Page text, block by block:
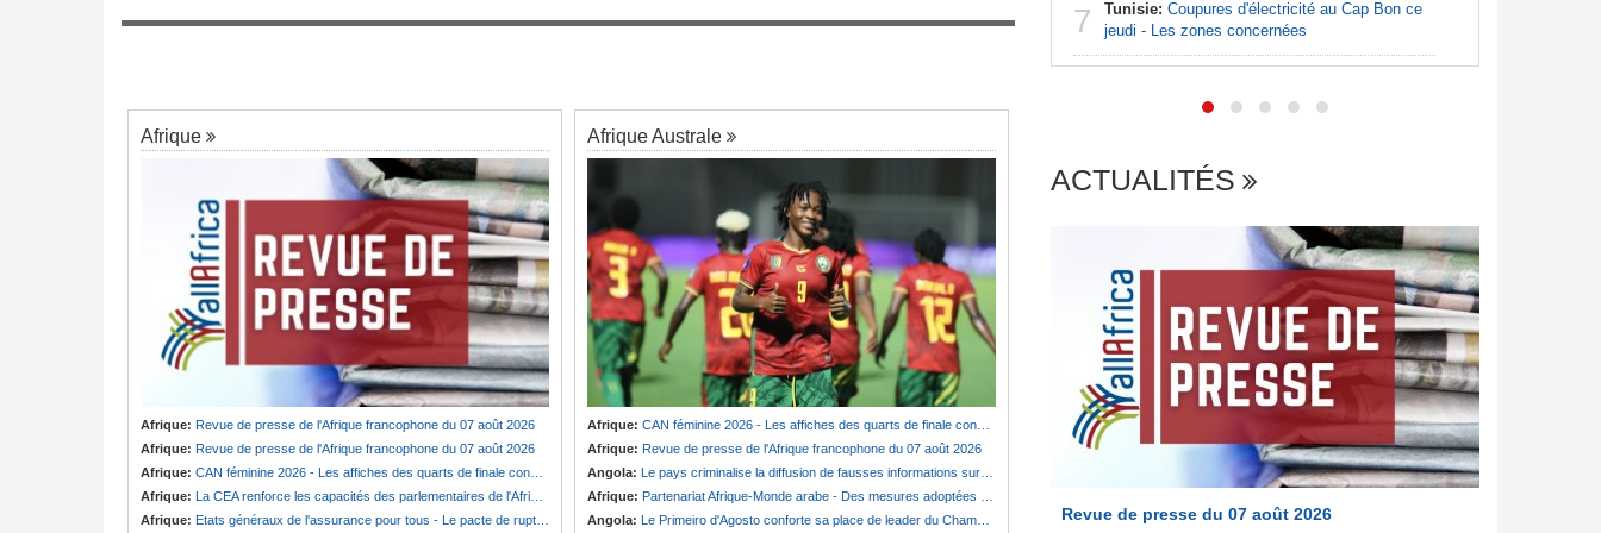
Afrique
Afrique: Revue de presse de l'Afrique francophone du 07 août 2026
Afrique: Revue de presse de l'Afrique francophone du 07 août 2026
Afrique: CAN féminine 2026 - Les affiches des quarts de finale connues
Afrique: La CEA renforce les capacités des parlementaires de l'Afrique de l'Est
Afrique: Etats généraux de l'assurance pour tous - Le pacte de rupture
Afrique Australe
Afrique: CAN féminine 2026 - Les affiches des quarts de finale connues
Afrique: Revue de presse de l'Afrique francophone du 07 août 2026
Angola: Le pays criminalise la diffusion de fausses informations sur Internet
Afrique: Partenariat Afrique-Monde arabe - Des mesures adoptées pour relancer la coopération
Angola: Le Primeiro d'Agosto conforte sa place de leader du Championnat national féminin
de Biya - Le
7
législatives - Le mur du droit
Cameroun:Effoudou accuse Fouda de «
7 Tunisie: Coupures d'électricité au Cap Bon ce
jeudi - Les zones concernées
ACTUALITÉS
Revue de presse du 07 août 2026